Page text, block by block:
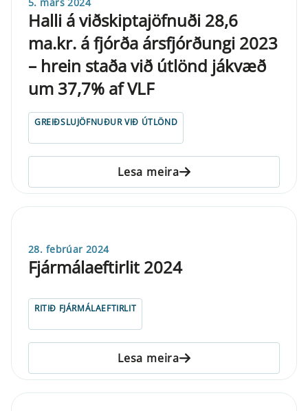
Halli á viðskiptajöfnuði 28,6
ma.kr. á fjórða ársfjórðungi 2023
– hrein staða við útlönd jákvæð
um 37,7% af VLF
GREIÐSLUJÖFNUÐUR VIÐ ÚTLÖND
Lesa meira
28. febrúar 2024
Fjármálaeftirlit 2024
RITIÐ FJÁRMÁLAEFTIRLIT
Lesa meira